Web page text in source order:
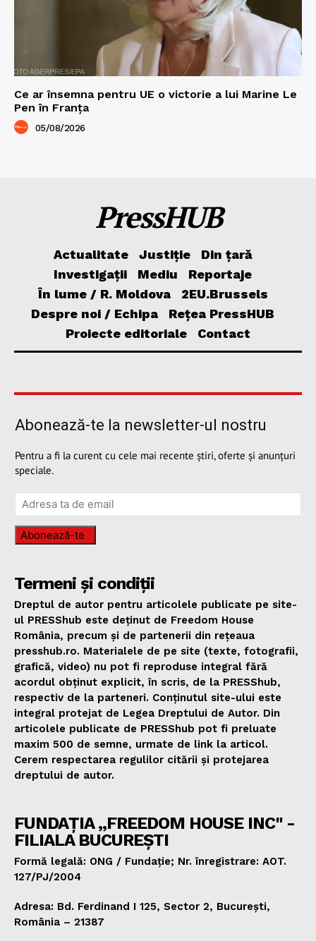
Ce ar însemna pentru UE o victorie a lui Marine Le
Pen în Franța
05/08/2026
PressHUB
Actualitate Justiție
Din țară
Investigații
Mediu
Reportaje
În lume / R. Moldova
2EU.Brussels
Despre noi / Echipa
Rețea PressHUB
Proiecte editoriale
Contact
Abonează-te la newsletter-ul nostru
Pentru a fi la curent cu cele mai recente știri, oferte și anunțuri
speciale.
Abonează-te
Termeni și condiții
Dreptul de autor pentru articolele publicate pe site-
ul PRESShub este deținut de Freedom House
România, precum și de partenerii din rețeaua
presshub.ro. Materialele de pe site (texte, fotografii,
grafică, video) nu pot fi reproduse integral fără
acordul obținut explicit, în scris, de la PRESShub,
respectiv de la parteneri. Conținutul site-ului este
integral protejat de Legea Dreptului de Autor. Din
articolele publicate de PRESShub pot fi preluate
maxim 500 de semne, urmate de link la articol.
Cerem respectarea regulilor citării și protejarea
dreptului de autor.
FUNDAȚIA „FREEDOM HOUSE INC" -
FILIALA BUCUREȘTI
Formă legală: ONG / Fundație; Nr. înregistrare: AOT.
127/PJ/2004
Adresa: Bd. Ferdinand I 125, Sector 2, București,
România – 21387